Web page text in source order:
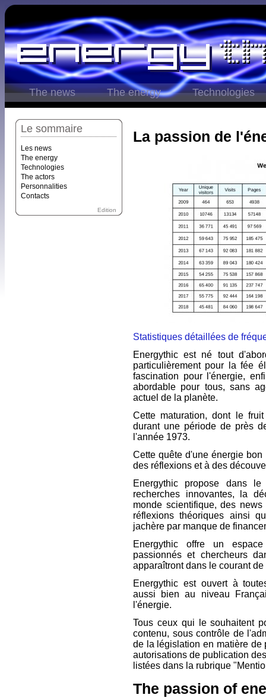
The news The energy Technologies
Le sommaire
Les news
The energy
Technologies
The actors
Personnalities
Contacts
Edition
La passion de
Statistiques détaillées de
Energythic est né tout
particulièrement pour la fée
fascination pour l'énergie,
abordable pour tous, sans
actuel de la planète.
Cette maturation, dont le
durant une période de près
l'année 1973.
Cette quête d'une énergie
des réflexions et à des
Energythic propose dans
recherches innovantes, la
monde scientifique, des
réflexions théoriques ainsi
jachère par manque de
Energythic offre un
passionnés et chercheurs
apparaîtront dans le courant
Energythic est ouvert à
aussi bien au niveau
l'énergie.
Tous ceux qui le souhaitent
contenu, sous contrôle de
de la législation en matière de
autorisations de publication
listées dans la rubrique
The passion of